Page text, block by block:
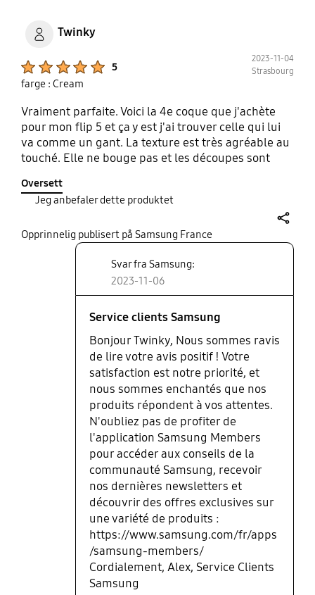
Twinky
5
2023-11-04
Strasbourg
farge : Cream
Vraiment parfaite. Voici la 4e coque que j'achète
pour mon flip 5 et ça y est j'ai trouver celle qui lui
va comme un gant. La texture est très agréable au
touché. Elle ne bouge pas et les découpes sont
Oversett
Jeg anbefaler dette produktet
Opprinnelig publisert på Samsung France
Svar fra Samsung:
2023-11-06
Service clients Samsung
Bonjour Twinky, Nous sommes ravis
de lire votre avis positif ! Votre
satisfaction est notre priorité, et
nous sommes enchantés que nos
produits répondent à vos attentes.
N'oubliez pas de profiter de
l'application Samsung Members
pour accéder aux conseils de la
communauté Samsung, recevoir
nos dernières newsletters et
découvrir des offres exclusives sur
une variété de produits :
https://www.samsung.com/fr/apps
/samsung-members/
Cordialement, Alex, Service Clients
Samsung